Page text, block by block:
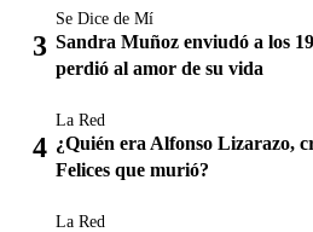
Se Dice de Mí
Sandra Muñoz enviudó a los
perdió al amor de su vida
La Red
¿Quién era Alfonso Lizarazo,
Felices que murió?
La Red